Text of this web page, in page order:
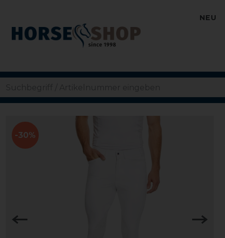
NEU
-30%